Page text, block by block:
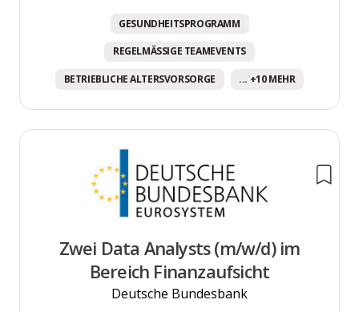
GESUNDHEITSPROGRAMM
REGELMÄSSIGE TEAMEVENTS
BETRIEBLICHE ALTERSVORSORGE ... +10 MEHR
Zwei Data Analysts (m/w/d) im
Bereich Finanzaufsicht
Deutsche Bundesbank